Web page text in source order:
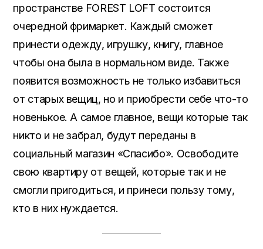
пространстве FOREST LOFT состоится
очередной фримаркет. Каждый сможет
принести одежду, игрушку, книгу, главное
чтобы она была в нормальном виде. Также
появится возможность не только избавиться
от старых вещиц, но и приобрести себе что-то
новенькое. А самое главное, вещи которые так
никто и не забрал, будут переданы в
социальный магазин «Спасибо». Освободите
свою квартиру от вещей, которые так и не
смогли пригодиться, и принеси пользу тому,
кто в них нуждается.